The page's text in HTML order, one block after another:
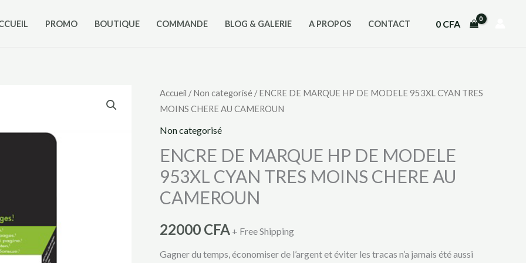
PROMO BOUTIQUE COMMANDE BLOG & GALERIE A PROPOS CONTACT 0 CFA
Accueil /Non categorisé / ENCRE DE MARQUE HP DE MODELE 953XL CYAN TRES
MOINS CHERE AU CAMEROUN
Non categorisé
ENCRE DE MARQUE HP DE MODELE
953XL CYAN TRES MOINS CHERE AU
CAMEROUN
22000 CFA + Free Shipping
Gagner du temps, économiser de l’argent et éviter les tracas n’a jamais été aussi
quantité
de
ENCRE
MARQUE
HP
DE
953XL